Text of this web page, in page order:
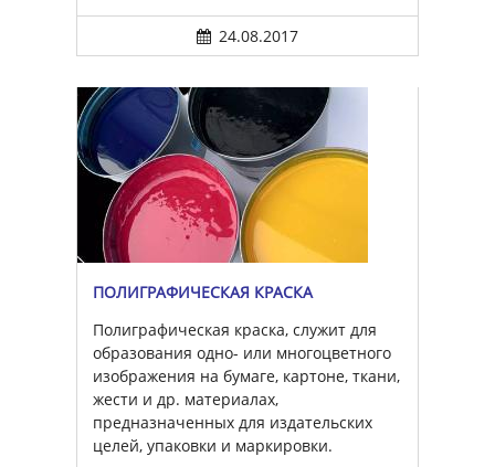
24.08.2017
ПОЛИГРАФИЧЕСКАЯ КРАСКА
Полиграфическая краска, служит для
образования одно- или многоцветного
изображения на бумаге, картоне, ткани,
жести и др. материалах,
предназначенных для издательских
целей, упаковки и маркировки.